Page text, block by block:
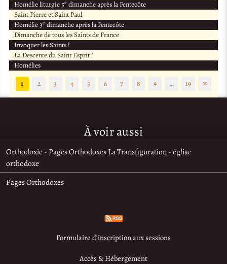
Homélie liturgie 5e dimanche après la Pentecôte
Saint Pierre et Saint Paul
Homélie 3e dimanche après la Pentecôte
Dimanche de tous les Saints de France
Invoquer les Saints !
La Descente du Saint Esprit !
Homélies
1
2 3 4 5 6 7 8 9 … 19 ∞
À voir aussi
Orthodoxie - Pages Orthodoxes La Transfiguration - église
orthodoxe
Pages Orthodoxes
Formulaire d’inscription aux sessions
Accès & Hébergement